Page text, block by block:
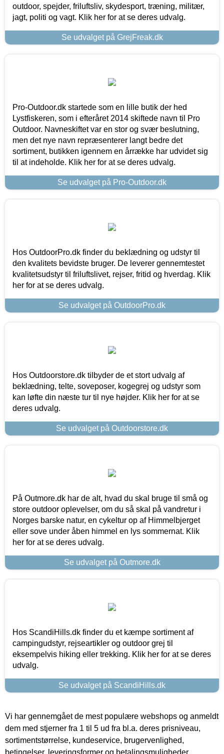
outdoor, spejder, friluftsliv, skydesport, træning, militær,
jagt, politi og vagt. Klik her for at se deres udvalg.
Se udvalget på GrejFreak.dk
Pro-Outdoor.dk startede som en lille butik der hed
Lystfiskeren, som i efteråret 2014 skiftede navn til Pro
Outdoor. Navneskiftet var en stor og svær beslutning,
men det nye navn repræsenterer langt bedre det
sortiment, butikken igennem en årrække har udvidet sig
til at indeholde. Klik her for at se deres udvalg.
Se udvalget på Pro-Outdoor.dk
Hos OutdoorPro.dk finder du beklædning og udstyr til
den kvalitets bevidste bruger. De leverer gennemtestet
kvalitetsudstyr til friluftslivet, rejser, fritid og hverdag. Klik
her for at se deres udvalg.
Se udvalget på OutdoorPro.dk
Hos Outdoorstore.dk tilbyder de et stort udvalg af
beklædning, telte, soveposer, kogegrej og udstyr som
kan løfte din næste tur til nye højder. Klik her for at se
deres udvalg.
Se udvalget på Outdoorstore.dk
På Outmore.dk har de alt, hvad du skal bruge til små og
store outdoor oplevelser, om du så skal på vandretur i
Norges barske natur, en cykeltur op af Himmelbjerget
eller sove under åben himmel en lys sommernat. Klik
her for at se deres udvalg.
Se udvalget på Outmore.dk
Hos ScandiHills.dk finder du et kæmpe sortiment af
campingudstyr, rejseartikler og outdoor grej til
eksempelvis hiking eller trekking. Klik her for at se deres
udvalg.
Se udvalget på ScandiHills.dk
Vi har gennemgået de mest populære webshops og anmeldt
dem med stjerner fra 1 til 5 ud fra bl.a. deres prisniveau,
sortimentstørrelse, kundeservice, brugervenlighed,
betingelser, leveringsformer og betalingsmuligheder.